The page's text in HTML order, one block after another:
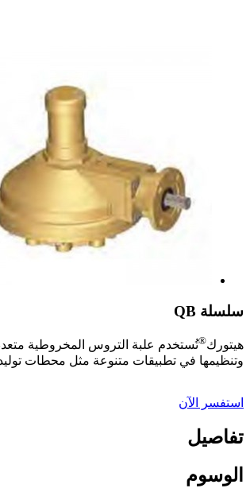
سلسلة QB
هيتورك®
وتنظيمها في تطبيقات متنوعة مثل محطات توليد
استفسر الآن
تفاصيل
الوسوم